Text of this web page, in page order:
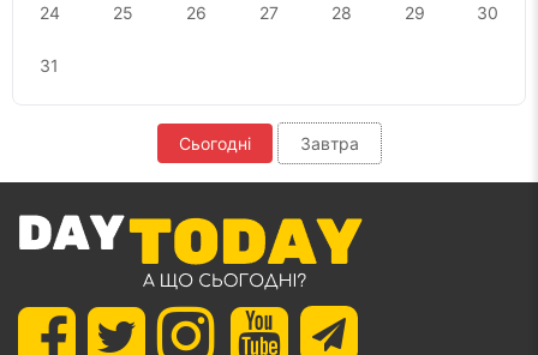
24 25 26 27 28 29 30
31
Сьогодні Завтра